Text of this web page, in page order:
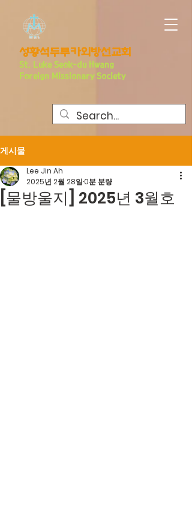
​성황석두루카외방선교회
St. Luke Seo k-du Hwang
Foreign Missionary Society
게시물
[물방울지] 2025년 3월호
Lee Jin Ah
2025년 2월 28일0분 분량